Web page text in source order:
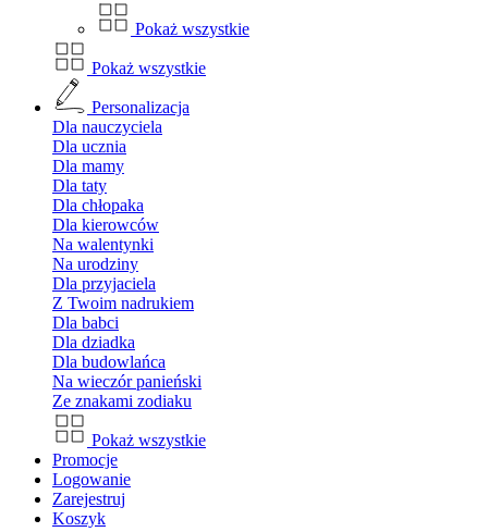
Pokaż wszystkie
Pokaż wszystkie
Personalizacja
Dla nauczyciela
Dla ucznia
Dla mamy
Dla taty
Dla chłopaka
Dla kierowców
Na walentynki
Na urodziny
Dla przyjaciela
Z Twoim nadrukiem
Dla babci
Dla dziadka
Dla budowlańca
Na wieczór panieński
Ze znakami zodiaku
Pokaż wszystkie
Promocje
Logowanie
Zarejestruj
Koszyk